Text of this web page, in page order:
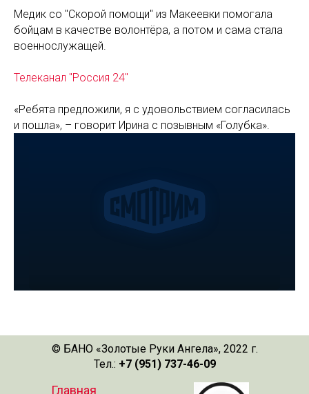
Медик со "Скорой помощи" из Макеевки помогала
бойцам в качестве волонтёра, а потом и сама стала
военнослужащей.
Телеканал "Россия 24"
«Ребята предложили, я с удовольствием согласилась
и пошла», – говорит Ирина с позывным «Голубка».
© БАНО «Золотые Руки Ангела», 2022 г.
Тел.: +7 (951) 737-46-09
Главная